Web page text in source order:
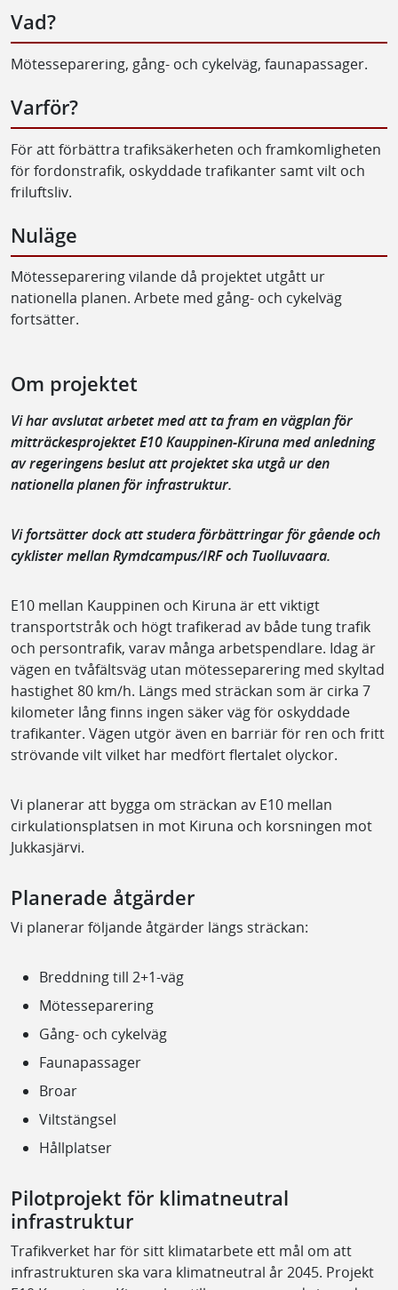
Vad?
Mötesseparering, gång- och cykelväg, faunapassager.
Varför?
För att förbättra trafiksäkerheten och framkomligheten
för fordonstrafik, oskyddade trafikanter samt vilt och
friluftsliv.
Nuläge
Mötesseparering vilande då projektet utgått ur
nationella planen. Arbete med gång- och cykelväg
fortsätter.
Om projektet
Vi har avslutat arbetet med att ta fram en vägplan för
mitträckesprojektet E10 Kauppinen-Kiruna med anledning
av regeringens beslut att projektet ska utgå ur den
nationella planen för infrastruktur.
Vi fortsätter dock att studera förbättringar för gående och
cyklister mellan Rymdcampus/IRF och Tuolluvaara.
E10 mellan Kauppinen och Kiruna är ett viktigt
transportstråk och högt trafikerad av både tung trafik
och persontrafik, varav många arbetspendlare. Idag är
vägen en tvåfältsväg utan mötesseparering med skyltad
hastighet 80 km/h. Längs med sträckan som är cirka 7
kilometer lång finns ingen säker väg för oskyddade
trafikanter. Vägen utgör även en barriär för ren och fritt
strövande vilt vilket har medfört flertalet olyckor.
Vi planerar att bygga om sträckan av E10 mellan
cirkulationsplatsen in mot Kiruna och korsningen mot
Jukkasjärvi.
Planerade åtgärder
Vi planerar följande åtgärder längs sträckan:
Breddning till 2+1-väg
Mötesseparering
Gång- och cykelväg
Faunapassager
Broar
Viltstängsel
Hållplatser
Pilotprojekt för klimatneutral
infrastruktur
Trafikverket har för sitt klimatarbete ett mål om att
infrastrukturen ska vara klimatneutral år 2045. Projekt